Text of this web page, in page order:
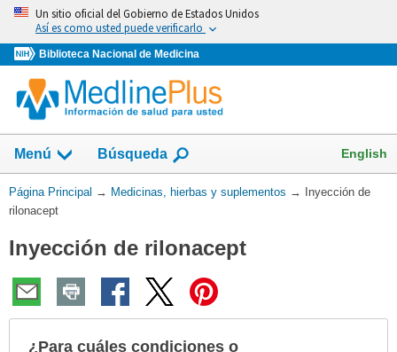
Omita
vaya
al
Contenido
Un sitio oficial del Gobierno de Estados Unidos
Así es como usted puede verificarlo
Biblioteca Nacional de Medicina
Menú
Mostrar
campo
de
Búsqueda English
Usted
está
Página Principal → Medicinas, hierbas y suplementos →
Inyección de
rilonacept
Inyección de rilonacept
¿Para cuáles condiciones o